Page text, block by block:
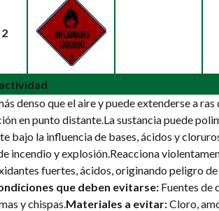
2
denso que el aire y puede extenderse a ras
en punto distante.La sustancia puede
bajo la influencia de bases, ácidos y
incendio y explosión.Reacciona
fuertes, ácidos, originando peligro
que deben evitarse: Fuentes de
y chispas.Materiales a evitar:Cloro,